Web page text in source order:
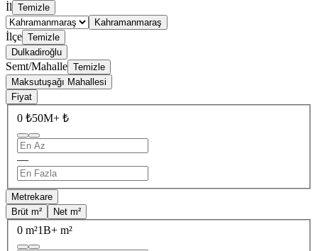
İl Temizle
Kahramanmaraş
İlçe Temizle
Dulkadiroğlu
Semt/Mahalle Temizle
Maksutuşağı Mahallesi
Fiyat
0 ₺50M+ ₺
—
Metrekare
Brüt m²
Net m²
0 m²1B+ m²